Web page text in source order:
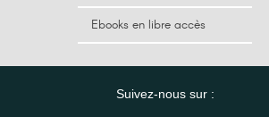
Ebooks en libre accès
Suivez-nous sur :